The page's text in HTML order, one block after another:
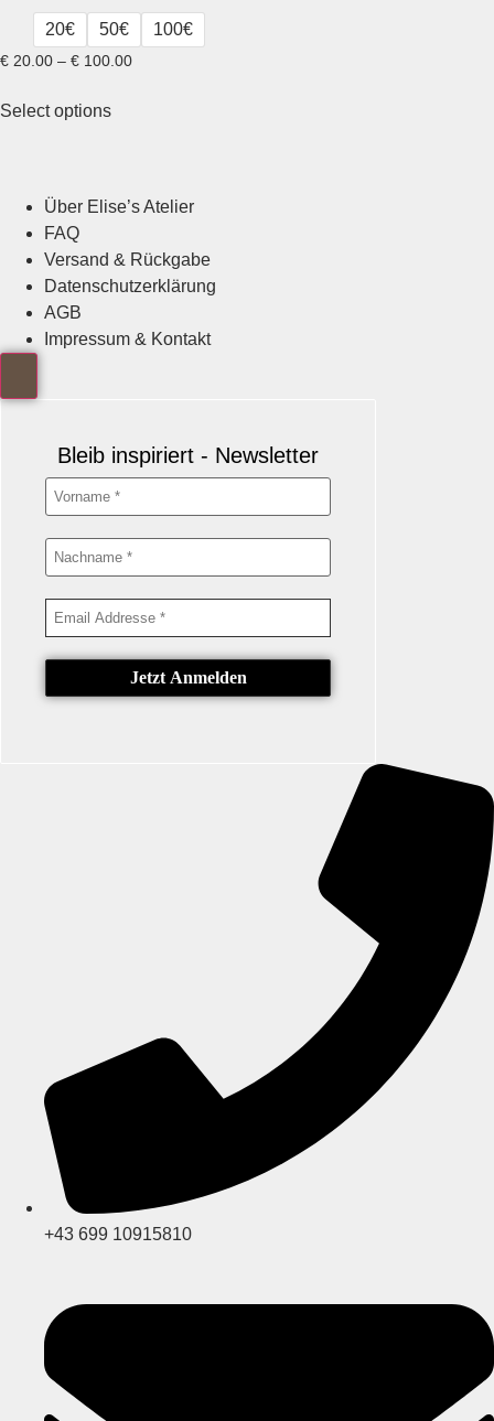
20€ 50€ 100€
€ 20.00 – € 100.00Price
Select options
multiple
variants.
The
options
may
be
on
Über Elise’s Atelier
FAQ
Versand & Rückgabe
Datenschutzerklärung
AGB
Impressum & Kontakt
Bleib inspiriert - Newsletter
+43 699 10915810